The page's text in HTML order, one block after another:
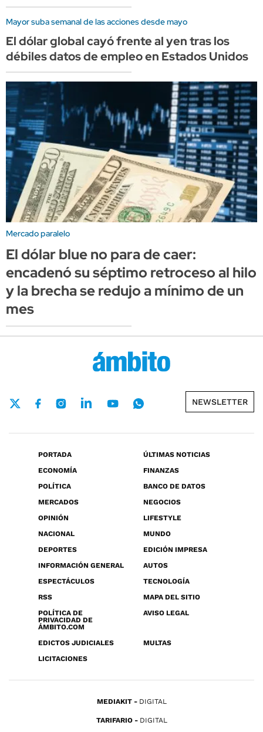
Mayor suba semanal de las acciones desde mayo
El dólar global cayó frente al yen tras los
débiles datos de empleo en Estados Unidos
Mercado paralelo
El dólar blue no para de caer:
encadenó su séptimo retroceso al hilo
y la brecha se redujo a mínimo de un
mes
NEWSLETTER
PORTADA
ÚLTIMAS NOTICIAS
ECONOMÍA
FINANZAS
POLÍTICA
BANCO DE DATOS
MERCADOS
NEGOCIOS
OPINIÓN
LIFESTYLE
NACIONAL
MUNDO
DEPORTES
EDICIÓN IMPRESA
INFORMACIÓN GENERAL
AUTOS
ESPECTÁCULOS
TECNOLOGÍA
RSS
MAPA DEL SITIO
POLÍTICA DE
PRIVACIDAD DE
ÁMBITO.COM
AVISO LEGAL
EDICTOS JUDICIALES
MULTAS
LICITACIONES
MEDIAKIT DIGITAL
TARIFARIO DIGITAL